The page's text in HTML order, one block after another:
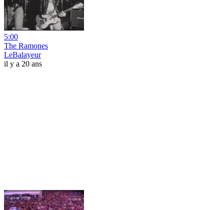
5:00
The Ramones
LeBalayeur
il y a 20 ans